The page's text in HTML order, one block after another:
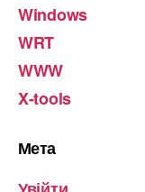
Windows
WRT
WWW
X-tools
Мета